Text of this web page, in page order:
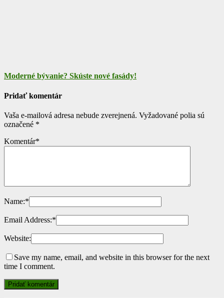
Moderné bývanie? Skúste nové fasády!
Pridať komentár
Vaša e-mailová adresa nebude zverejnená. Vyžadované polia sú
označené *
Komentár*
Name:*
Email Address:*
Website:
Save my name, email, and website in this browser for the next
time I comment.